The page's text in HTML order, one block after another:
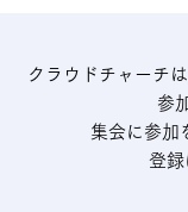
クラウドチャーチは
参
集会に参加
登録